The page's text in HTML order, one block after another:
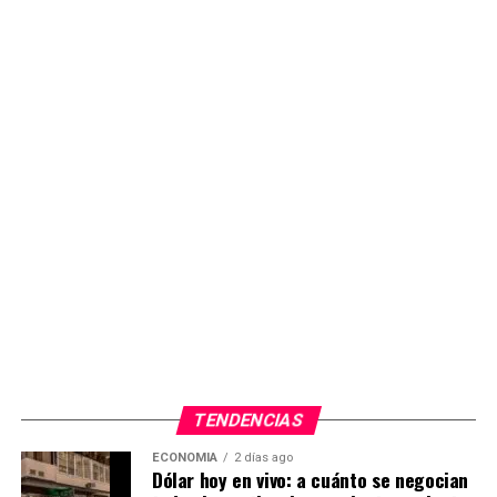
TENDENCIAS
ECONOMIA 2 días ago
Dólar hoy en vivo: a cuánto se negocian